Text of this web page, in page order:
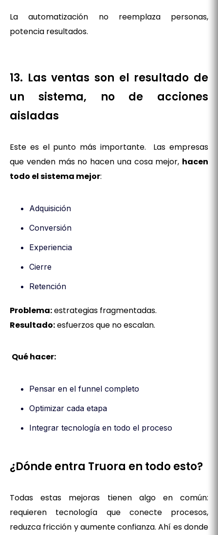
La automatización no reemplaza personas,
potencia resultados.
13. Las ventas son el resultado de
un sistema, no de acciones
aisladas
Este es el punto más importante. Las empresas
que venden más no hacen una cosa mejor, hacen
todo el sistema mejor:
Adquisición
Conversión
Experiencia
Cierre
Retención
Problema:estrategias fragmentadas.
Resultado:esfuerzos que no escalan.
Qué hacer:
Pensar en el funnel completo
Optimizar cada etapa
Integrar tecnología en todo el proceso
¿Dónde entra Truora en todo esto?
Todas estas mejoras tienen algo en común:
requieren tecnología que conecte procesos,
reduzca fricción y aumente confianza. Ahí es donde